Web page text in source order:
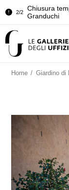
Granduchi
1/2
Palazzo Pitti.
2/2
Chiusura
Palazzo Pitti.
Home / Giardino di